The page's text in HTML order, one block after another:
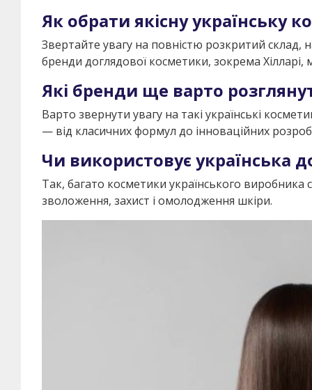
Як обрати якісну українську
Звертайте увагу на повністю розкритий склад,
бренди доглядової косметики, зокрема
Які бренди ще варто
Варто звернути увагу на такі українські
— від класичних формул до інноваційних
Чи використовує українська
Так, багато косметики українського виробника
зволоження, захист і омолодження шкіри.